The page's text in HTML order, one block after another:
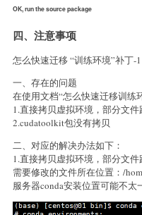
OK, run the source package
四、注意事项
怎么快速迁移 “训练环境”补丁-1
一、存在的问题
在使用文档“怎么快速迁移训练
1.直接拷贝虚拟环境，部分文
2.cudatoolkit包没有拷贝
二、对应的解决办法如下：
1.直接拷贝虚拟环境，部分文
需要修改的文件所在位置：/
服务器conda安装位置可能不太